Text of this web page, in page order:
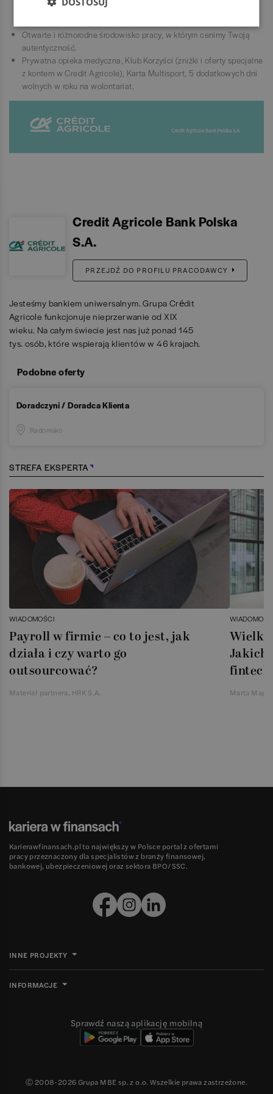
osoby o wspólnych zainteresowaniach lub w podobnej sytuacji
Otwarte i różnorodne środowisko pracy, w którym cenimy Twoją
autentyczność.
Prywatna opieka medyczna, Klub Korzyści (zniżki i oferty specjalne
z kontem w Credit Agricole), Karta Multisport, 5 dodatkowych dni
wolnych w roku na wolontariat.
Credit Agricole Bank Polska
S.A.
PRZEJDŹ DO PROFILU PRACODAWCY
Jesteśmy bankiem uniwersalnym. Grupa Crédit
Agricole funkcjonuje nieprzerwanie od XIX
wieku. Na całym świecie jest nas już ponad 145
tys. osób, które wspierają klientów w 46 krajach.
Podobne oferty
Doradczyni / Doradca Klienta
Radomsko
STREFA EKSPERTA
WIADOMOŚCI
Payroll w firmie – co to jest, jak
działa i czy warto go
outsourcować?
Materiał partnera, HRK S.A.
Jakich
Marta
Karierawfinansach.pl to największy w Polsce portal z ofertami
pracy przeznaczony dla specjalistów z branży finansowej,
bankowej, ubezpieczeniowej oraz sektora BPO/SSC.
INNE PROJEKTY
INFORMACJE
Sprawdź naszą aplikację mobilną
Ⓒ 2008-2026Grupa MBE sp. z o.o. Wszelkie prawa zastrzeżone.